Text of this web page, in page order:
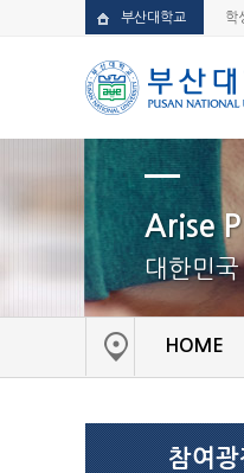
부산대학교 학
Arise
대한민
HOME
참여광